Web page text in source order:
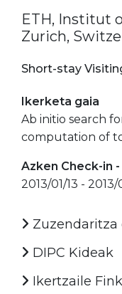
ETH, Institut
Zurich,
Short-stay
Ikerketa gaia
Ab initio search
computation of
Azken Check-in
2013/01/13 - 2013/
Zuzendaritza
DIPC Kideak
Ikertzaile